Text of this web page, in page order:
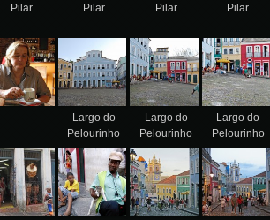
Pilar
Pilar
Pilar
Pilar
Largo do
Pelourinho
Largo do
Pelourinho
Largo do
Pelourinho